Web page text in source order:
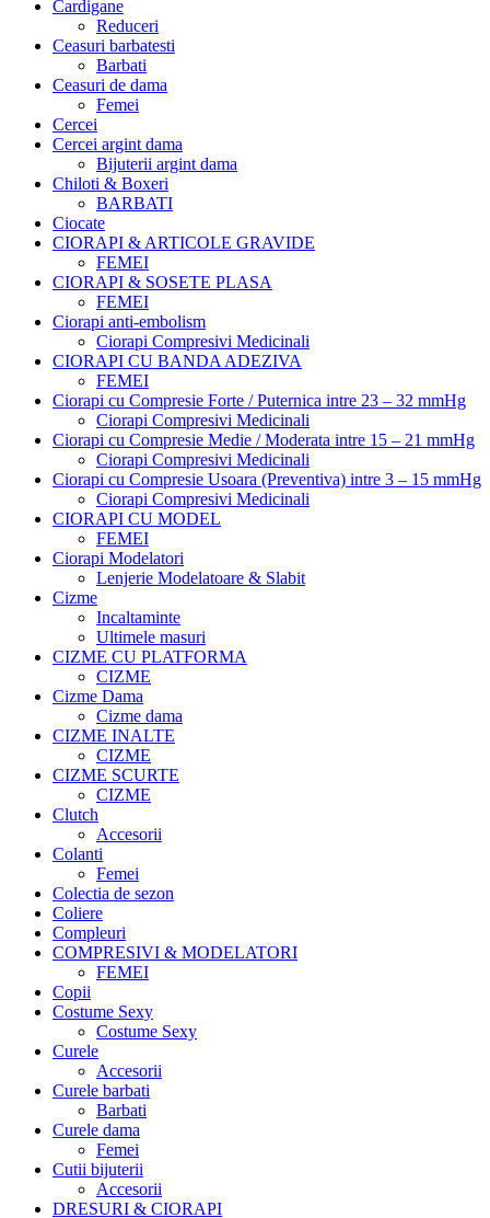
Cardigane
Reduceri
Ceasuri barbatesti
Barbati
Ceasuri de dama
Femei
Cercei
Cercei argint dama
Bijuterii argint dama
Chiloti & Boxeri
BARBATI
Ciocate
CIORAPI & ARTICOLE GRAVIDE
FEMEI
CIORAPI & SOSETE PLASA
FEMEI
Ciorapi anti-embolism
Ciorapi Compresivi Medicinali
CIORAPI CU BANDA ADEZIVA
FEMEI
Ciorapi cu Compresie Forte / Puternica intre 23 – 32 mmHg
Ciorapi Compresivi Medicinali
Ciorapi cu Compresie Medie / Moderata intre 15 – 21 mmHg
Ciorapi Compresivi Medicinali
Ciorapi cu Compresie Usoara (Preventiva) intre 3 – 15 mmHg
Ciorapi Compresivi Medicinali
CIORAPI CU MODEL
FEMEI
Ciorapi Modelatori
Lenjerie Modelatoare & Slabit
Cizme
Incaltaminte
Ultimele masuri
CIZME CU PLATFORMA
CIZME
Cizme Dama
Cizme dama
CIZME INALTE
CIZME
CIZME SCURTE
CIZME
Clutch
Accesorii
Colanti
Femei
Colectia de sezon
Coliere
Compleuri
COMPRESIVI & MODELATORI
FEMEI
Copii
Costume Sexy
Costume Sexy
Curele
Accesorii
Curele barbati
Barbati
Curele dama
Femei
Cutii bijuterii
Accesorii
DRESURI & CIORAPI